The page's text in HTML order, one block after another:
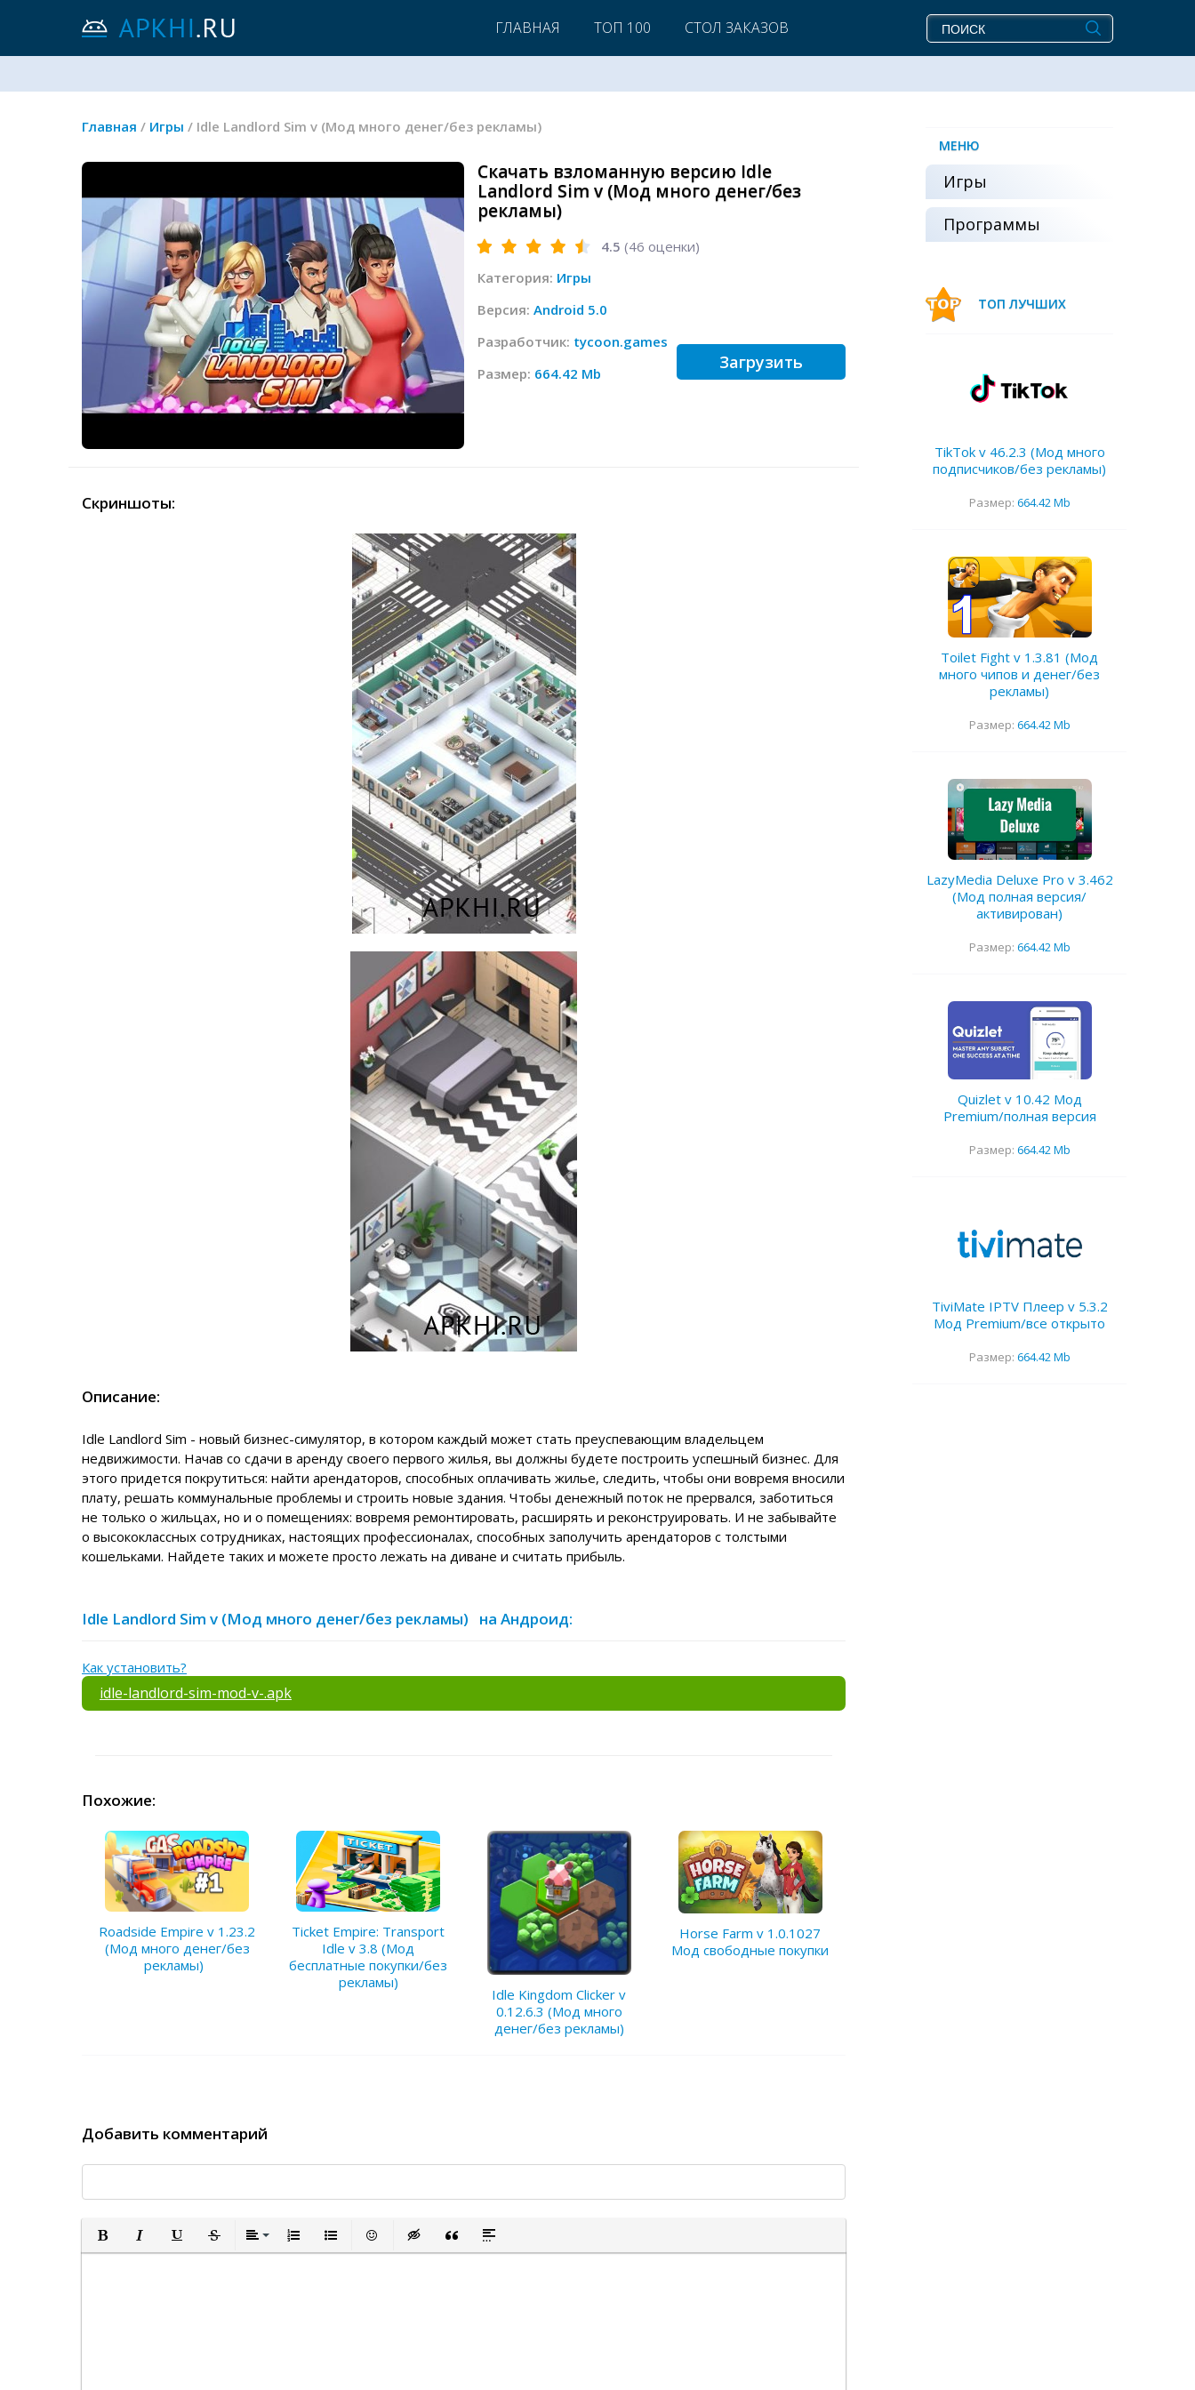
ГЛАВНАЯ ТОП 100 СТОЛ ЗАКАЗОВ
Главная / Игры / Idle Landlord Sim v (Мод много денег/без рекламы)
Скачать взломанную версию Idle
Landlord Sim v (Мод много денег/без
рекламы)
4.5 (46 оценки)
Категория: Игры
Версия: Android 5.0
Разработчик: tycoon.games
Размер: 664.42 Mb
Загрузить
Скриншоты:
Описание:
Idle Landlord Sim - новый бизнес-симулятор, в котором каждый может стать преуспевающим владельцем
недвижимости. Начав со сдачи в аренду своего первого жилья, вы должны будете построить успешный бизнес. Для
этого придется покрутиться: найти арендаторов, способных оплачивать жилье, следить, чтобы они вовремя вносили
плату, решать коммунальные проблемы и строить новые здания. Чтобы денежный поток не прервался, заботиться
не только о жильцах, но и о помещениях: вовремя ремонтировать, расширять и реконструировать. И не забывайте
о высококлассных сотрудниках, настоящих профессионалах, способных заполучить арендаторов с толстыми
кошельками. Найдете таких и можете просто лежать на диване и считать прибыль.
Idle Landlord Sim v (Мод много денег/без рекламы) на Андроид:
Как установить?
idle-landlord-sim-mod-v-.apk
Похожие:
Roadside Empire v 1.23.2
(Мод много денег/без
рекламы)
Ticket Empire: Transport
Idle v 3.8 (Мод
бесплатные покупки/без
рекламы)
Idle Kingdom Clicker v
0.12.6.3 (Мод много
денег/без рекламы)
Horse Farm v 1.0.1027
Мод свободные покупки
Добавить комментарий
Полужирный
КурсивПодчеркнутый
ЗачеркнутыйВыравнивание
Нумерованный список
Маркированный список
Вставить смайлик
Вставка скрытого текста
Вставка цитаты
Вставка спойлера
МЕНЮ
Игры
Программы
ТОП ЛУЧШИХ
TikTok v 46.2.3 (Мод много
подписчиков/без рекламы)
Размер: 664.42 Mb
Toilet Fight v 1.3.81 (Мод
много чипов и денег/без
рекламы)
Размер: 664.42 Mb
LazyMedia Deluxe Pro v 3.462
(Мод полная версия/
активирован)
Размер: 664.42 Mb
Quizlet v 10.42 Мод
Premium/полная версия
Размер: 664.42 Mb
TiviMate IPTV Плеер v 5.3.2
Мод Premium/все открыто
Размер: 664.42 Mb